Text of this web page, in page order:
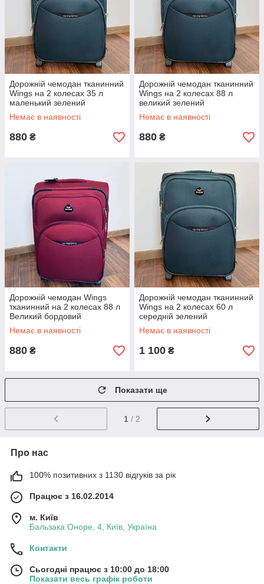
Дорожній чемодан тканинний
Wings на 2 колесах 35 л
маленький зелений
Немає в наявності
880 ₴
Дорожній чемодан тканинний
Wings на 2 колесах 88 л
великий зелений
Немає в наявності
880 ₴
Дорожній чемодан Wings
тканинний на 2 колесах 88 л
Великий бордовий
Немає в наявності
880 ₴
Дорожній чемодан тканинний
Wings на 2 колесах 60 л
середній зелений
Немає в наявності
1 100 ₴
Показати ще
1 / 2
Про нас
100% позитивних з 1130 відгуків за рік
Працює з 16.02.2014
м. Київ
Бальзака Оноре, 4, Київ, Україна
Контакти
Сьогодні працює з 10:00 до 18:00
Показати весь графік роботи